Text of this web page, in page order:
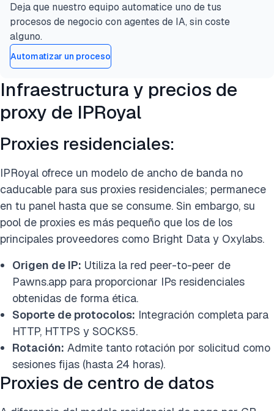
Deja que nuestro equipo automatice uno de tus
procesos de negocio con agentes de IA, sin coste
alguno.
Automatizar un proceso
Infraestructura y precios de
proxy de IPRoyal
Proxies residenciales:
IPRoyal ofrece un modelo de ancho de banda no
caducable para sus proxies residenciales; permanece
en tu panel hasta que se consume. Sin embargo, su
pool de proxies es más pequeño que los de los
principales proveedores como Bright Data y Oxylabs.
Origen de IP: Utiliza la red peer-to-peer de
Pawns.app para proporcionar IPs residenciales
obtenidas de forma ética.
Soporte de protocolos: Integración completa para
HTTP, HTTPS y SOCKS5.
Rotación: Admite tanto rotación por solicitud como
sesiones fijas (hasta 24 horas).
Proxies de centro de datos